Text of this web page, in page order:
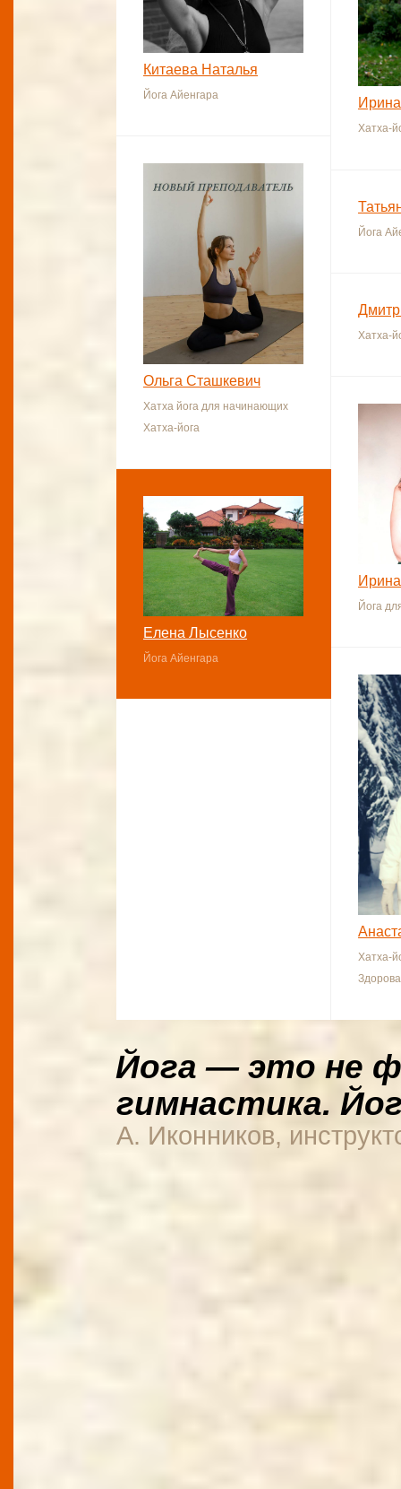
Хатха-
Китаева Наталья
Йога Айенгара
Ольга Сташкевич
Хатха йога для начинающих
Хатха-йога
Йога
Хатха-
Йога
Елена Лысенко
Йога Айенгара
Хатха-
Йога — это не
гимнастика.
А. Иконников,